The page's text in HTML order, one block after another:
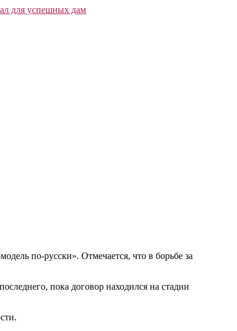
по-русски». Отмечается, что в борьбе за
пока договор находился на стадии